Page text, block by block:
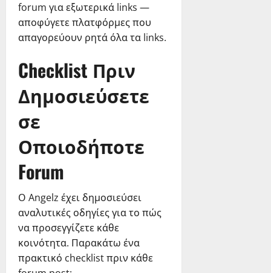
forum για εξωτερικά links —
αποφύγετε πλατφόρμες που
απαγορεύουν ρητά όλα τα links.
Checklist Πριν
Δημοσιεύσετε
σε
Οποιοδήποτε
Forum
Ο Angelz έχει δημοσιεύσει
αναλυτικές οδηγίες για το πώς
να προσεγγίζετε κάθε
κοινότητα. Παρακάτω ένα
πρακτικό checklist πριν κάθε